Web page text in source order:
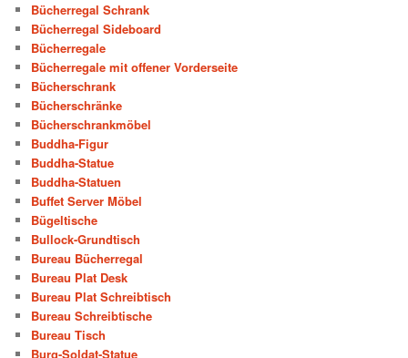
Bücherregal Schrank
Bücherregal Sideboard
Bücherregale
Bücherregale mit offener Vorderseite
Bücherschrank
Bücherschränke
Bücherschrankmöbel
Buddha-Figur
Buddha-Statue
Buddha-Statuen
Buffet Server Möbel
Bügeltische
Bullock-Grundtisch
Bureau Bücherregal
Bureau Plat Desk
Bureau Plat Schreibtisch
Bureau Schreibtische
Bureau Tisch
Burg-Soldat-Statue